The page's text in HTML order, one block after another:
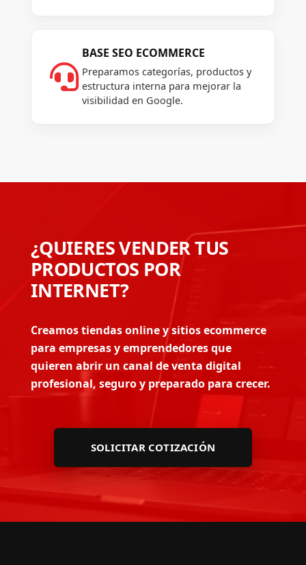

BASE SEO ECOMMERCE
Preparamos categorías, productos y
estructura interna para mejorar la
visibilidad en Google.
¿QUIERES VENDER TUS
PRODUCTOS POR
INTERNET?
Creamos tiendas online y sitios ecommerce
para empresas y emprendedores que
quieren abrir un canal de venta digital
profesional, seguro y preparado para crecer.
SOLICITAR COTIZACIÓN